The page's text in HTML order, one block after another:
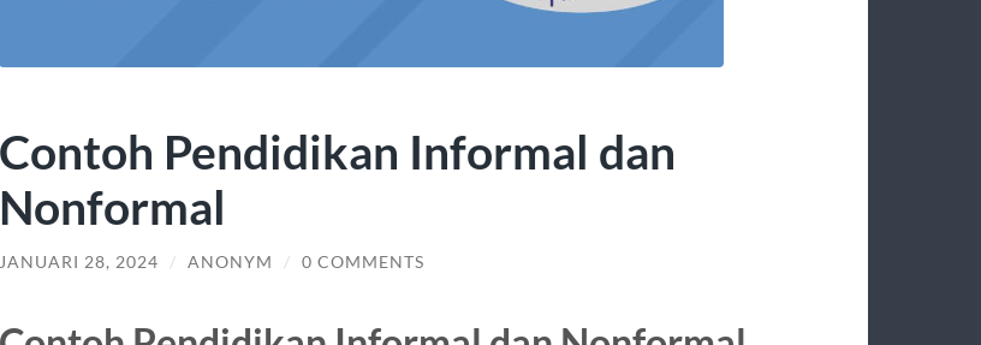
Contoh Pendidikan Informal dan
Nonformal
JANUARI 28, 2024 / ANONYM / 0 COMMENTS